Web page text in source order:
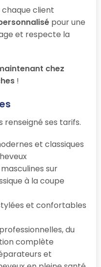
chaque client
pour une
et respecte la
chez
!
renseigné ses tarifs.
et classiques
sur
à la coupe
et confortables
du
complète
et